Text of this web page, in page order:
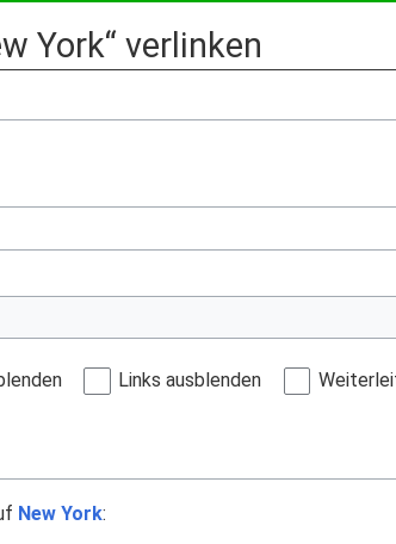
York“ verlinken
Links ausblenden
New York: